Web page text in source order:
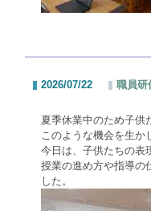
2026/07/22 職員研
夏季休業中のため子供
このような機会を生か
今日は、子供たちの表
授業の進め方や指導の
した。